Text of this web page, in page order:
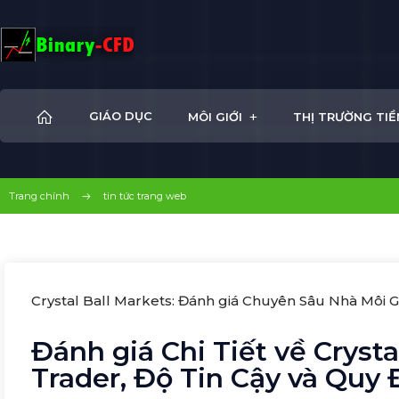
GIÁO DỤC MÔI GIỚI + THỊ TRƯỜNG
Trang chính tin tức trang web
Crystal Ball Markets: Đánh giá Chuyên Sâu Nhà Môi
Đánh giá Chi Tiết về
Trader, Độ Tin Cậy và Quy